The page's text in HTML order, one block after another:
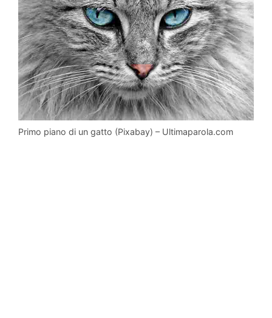
Primo piano di un gatto (Pixabay) – Ultimaparola.com